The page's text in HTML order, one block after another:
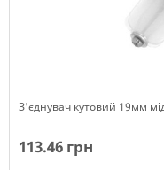
З'єднувач кутовий 19мм
113.46 грн